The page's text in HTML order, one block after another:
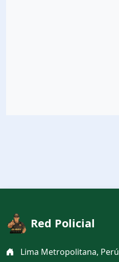
Red Policial
Lima Metropolitana, Perú